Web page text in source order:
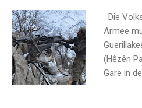
Die
Armee
(Hêzên
Gare in